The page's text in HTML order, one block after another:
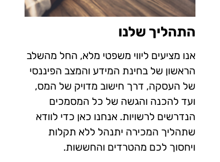
התהליך שלנו
אנו מציעים ליווי משפטי מלא, החל מהשלב
הראשון של בחינת המידע והמצב הפיננסי
של העסקה, דרך חישוב מדויק של המס,
ועד להכנה והגשה של כל המסמכים
הנדרשים לרשויות. אנחנו כאן כדי לוודא
שתהליך המכירה יתנהל ללא תקלות
ויחסוך לכם מהטרדים והחששות.